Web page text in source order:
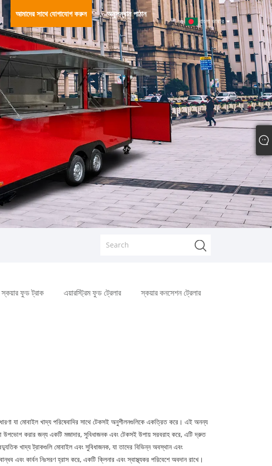
আমাদের সাথে যোগাযোগ করুন অনুসন্ধান পাঠান
বাংলা ভাষার
স্কয়ার ফুড ট্রাক এয়ারস্ট্রিম ফুড ট্রেলার স্কয়ার কনসেশন ট্রেলার
যা মোবাইল খাদ্য পরিষেবাদির সাথে টেকসই অনুশীলনগুলিকে একত্রিত করে। এই অনন্য
উপভোগ করার জন্য একটি মজাদার, সুবিধাজনক এবং টেকসই উপায় সরবরাহ করে, এটি দ্রুত
খাদ্য ট্রাকগুলি মোবাইল এবং সুবিধাজনক, যা তাদের বিভিন্ন অবস্থান এবং
এবং কার্বন নিঃসরণ হ্রাস করে, একটি ক্লিনার এবং স্বাস্থ্যকর পরিবেশে অবদান রাখে।